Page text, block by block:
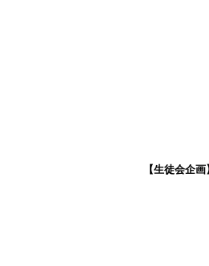
【生徒会企画】